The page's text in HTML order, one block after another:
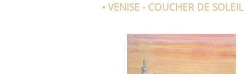
• VENISE - COUCHER DE SOLEIL